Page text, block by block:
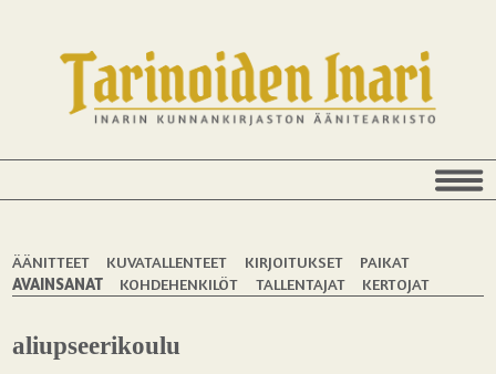
ÄÄNITTEET KUVATALLENTEET KIRJOITUKSET
PAIKAT
AVAINSANAT
KOHDEHENKILÖT TALLENTAJAT KERTOJAT
aliupseerikoulu